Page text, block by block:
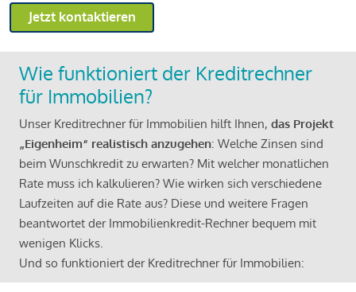
Jetzt kontaktieren
Wie funktioniert der Kreditrechner
für Immobilien?
Unser Kreditrechner für Immobilien hilft Ihnen, das Projekt
„Eigenheim“ realistisch anzugehen: Welche Zinsen sind
beim Wunschkredit zu erwarten? Mit welcher monatlichen
Rate muss ich kalkulieren? Wie wirken sich verschiedene
Laufzeiten auf die Rate aus? Diese und weitere Fragen
beantwortet der Immobilienkredit-Rechner bequem mit
wenigen Klicks.
Und so funktioniert der Kreditrechner für Immobilien: